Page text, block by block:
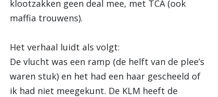
klootzakken geen deal mee, met TCA (ook
maffia trouwens).
Het verhaal luidt als volgt:
De vlucht was een ramp (de helft van de plee’s
waren stuk) en het had een haar gescheeld of
ik had niet meegekunt. De KLM heeft de